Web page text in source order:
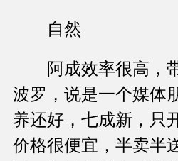
自然
阿成效率很高，带
波罗，说是一个媒体
养还好，七成新，只
价格很便宜，半卖半